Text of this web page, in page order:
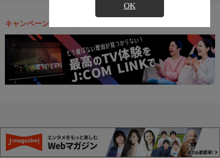
OK
キャンペーン・お得な情報